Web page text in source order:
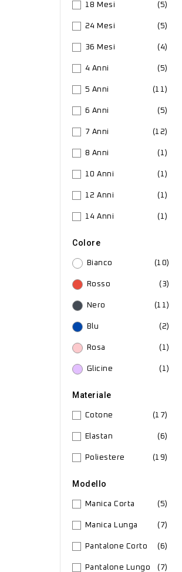
18 Mesi (5)
24 Mesi (5)
36 Mesi (4)
4 Anni (5)
5 Anni (11)
6 Anni (5)
7 Anni (12)
8 Anni (1)
10 Anni (1)
12 Anni (1)
14 Anni (1)
Colore
Bianco (10)
Rosso (3)
Nero (11)
Blu (2)
Rosa (1)
Glicine (1)
Materiale
Cotone (17)
Elastan (6)
Poliestere (19)
Modello
Manica Corta (5)
Manica Lunga (7)
Pantalone Corto (6)
Pantalone Lungo (7)